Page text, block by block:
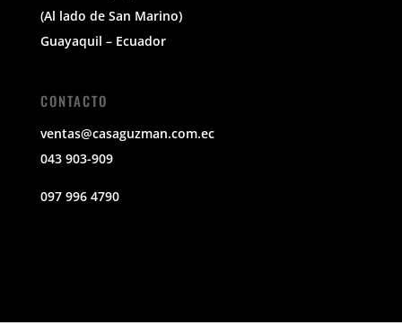
(Al lado de San Marino)
Guayaquil – Ecuador
CONTACTO
ventas@casaguzman.com.ec
043 903-909
097 996 4790